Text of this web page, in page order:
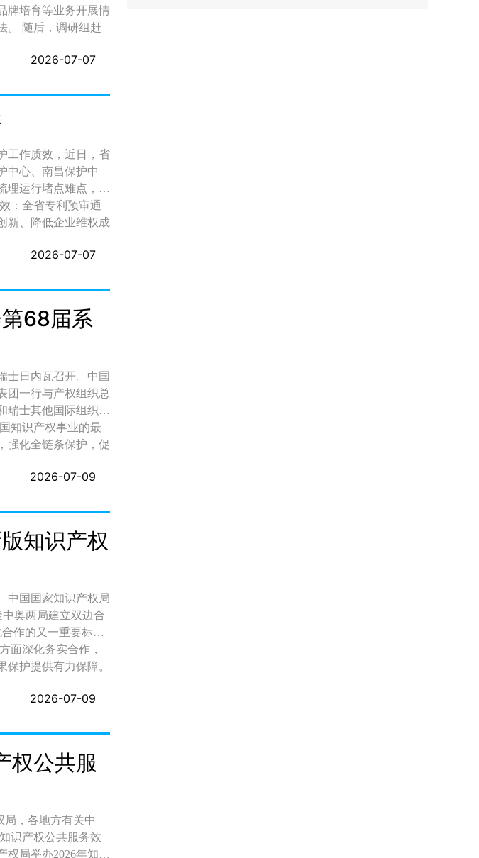
质量发展、助力创新
权保护中心以及机
牌培育等业务开展情
赶
入交流。 此次
场推广、维权保护、
理标志运营中心建
2026-07-07
工作质效，近日，省
中心、南昌保护中
理运行堵点难点，并
新、降低企业维权成
，以高效知识产权保
2026-07-07
68届系
士日内瓦召开。中国
团一行与产权组织总
瑞士其他国际组织代
强化全链条保护，促
、中华商标协会、
2026-07-09
知识产权
中国国家知识产权局
作的又一重要标
护提供有力保障。
2026-07-09
权公共服
权局举办2026年知识